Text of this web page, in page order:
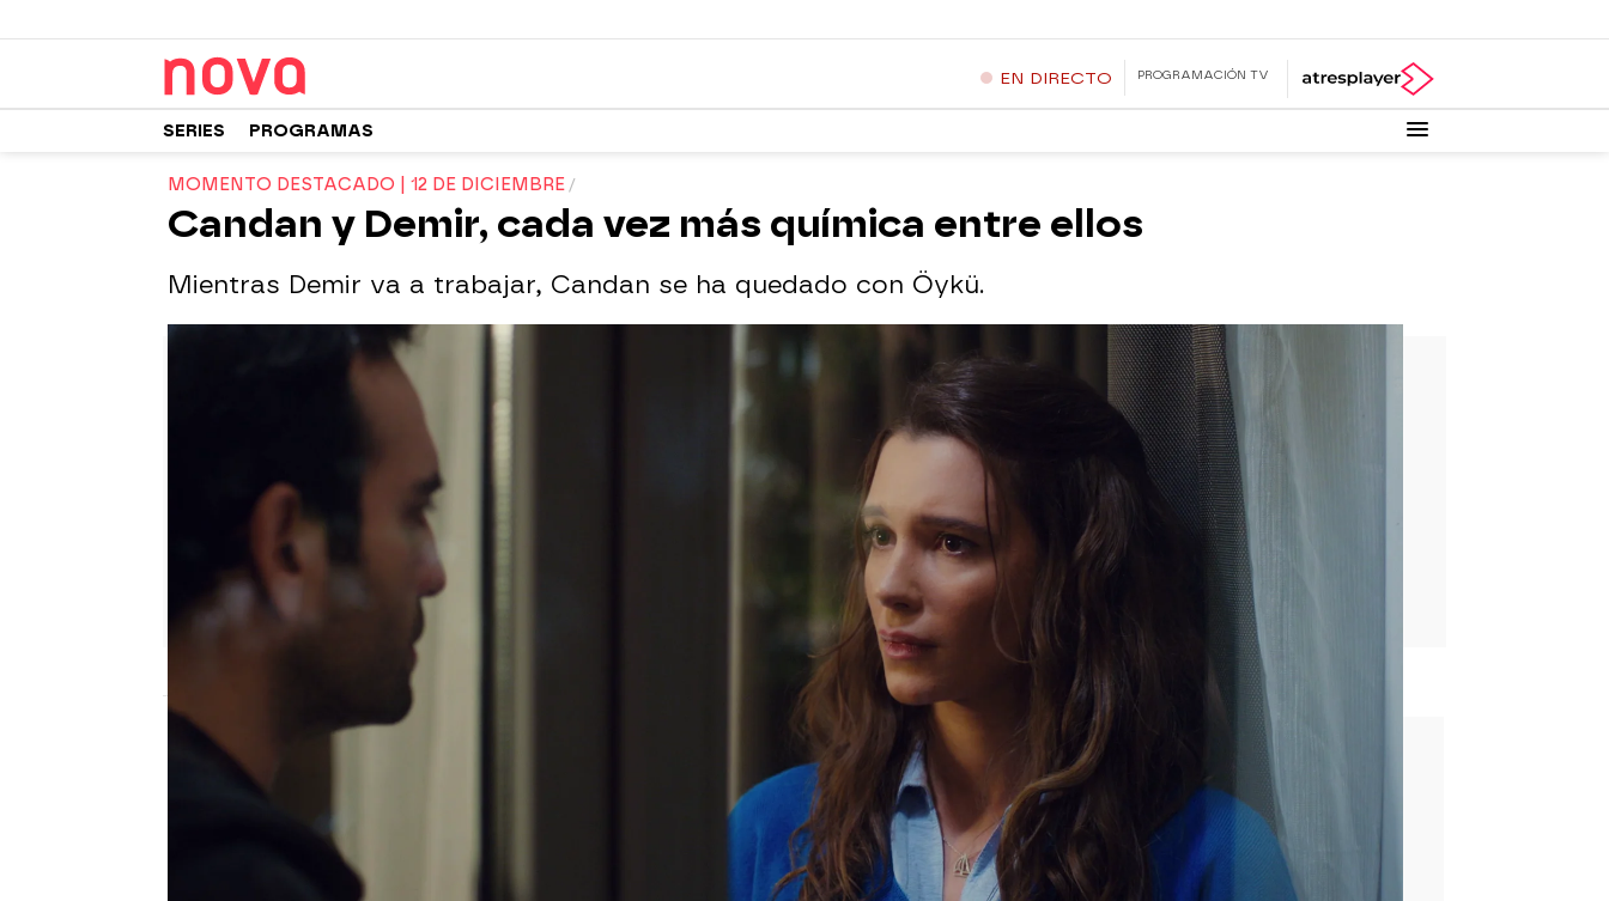
EN DIRECTO PROGRAMACIÓN TV
SERIES PROGRAMAS
MOMENTO DESTACADO | 12 DE DICIEMBRE
Candan y Demir, cada vez más química entre ellos
Mientras Demir va a trabajar, Candan se ha quedado con Öykü.
Nova
Publicado:
WhatsappFacebook
X Flipboard
Demir ha estado todo el día trabajando y al regresar a casa se
sorprende con
una de las escenas más dulcesal encontrarse a